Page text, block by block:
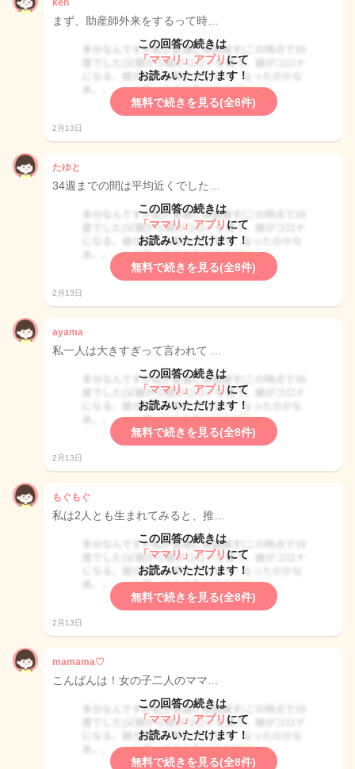
ken
まず、助産師外来をするって時…
この回答の続きは
「ママリ」アプリ にて
お読みいただけます！
無料で続きを見る(全8件)
2月13日
たゆと
34週までの間は平均近くでした…
この回答の続きは
「ママリ」アプリ にて
お読みいただけます！
無料で続きを見る(全8件)
2月13日
ayama
私一人は大きすぎって言われて …
この回答の続きは
「ママリ」アプリ にて
お読みいただけます！
無料で続きを見る(全8件)
2月13日
もぐもぐ
私は2人とも生まれてみると、推…
この回答の続きは
「ママリ」アプリ にて
お読みいただけます！
無料で続きを見る(全8件)
2月13日
mamama♡
こんばんは！女の子二人のママ…
この回答の続きは
「ママリ」アプリ にて
お読みいただけます！
無料で続きを見る(全8件)